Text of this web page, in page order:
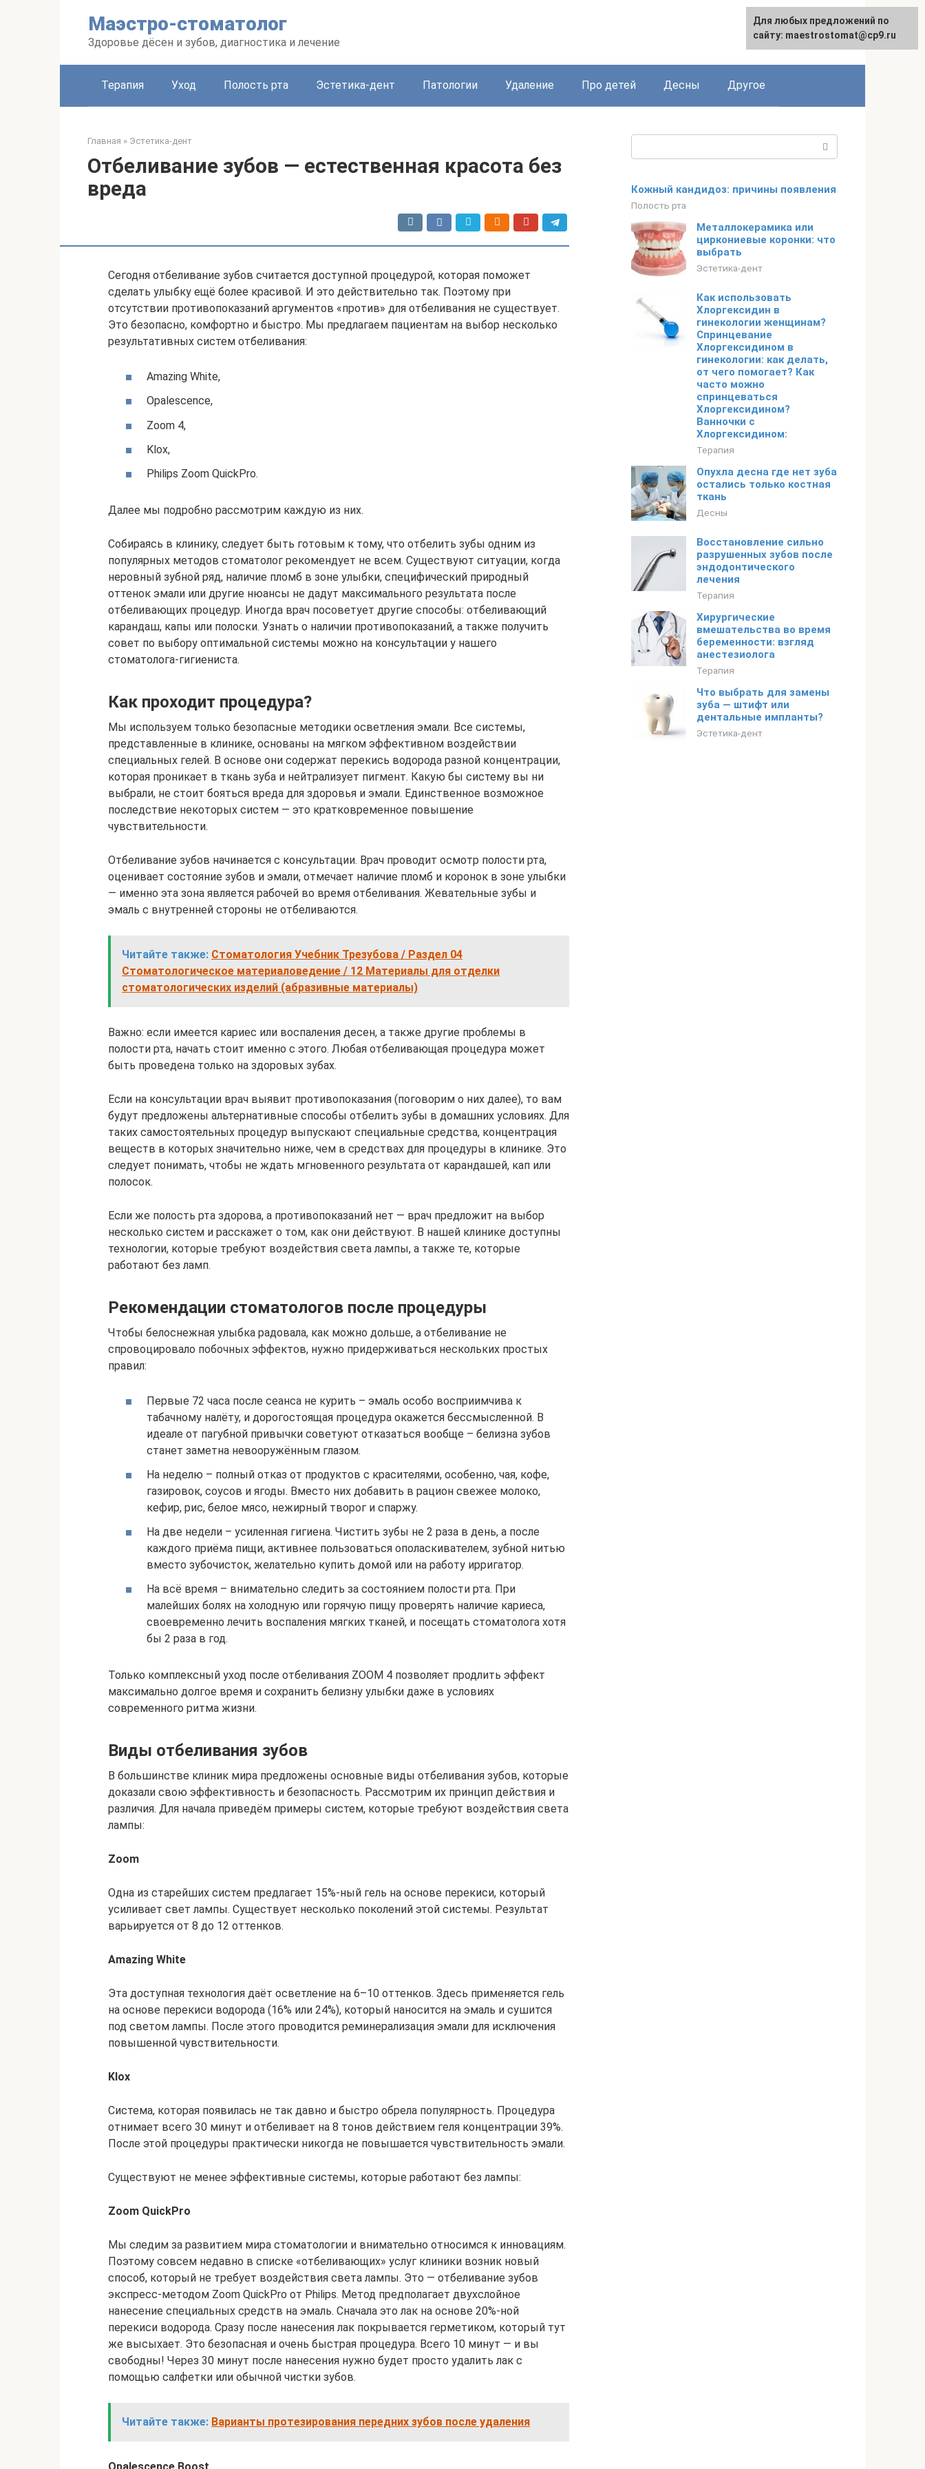
Маэстро-стоматолог
Здоровье дёсен и зубов, диагностика и лечение
Терапия Уход Полость рта Эстетика-дент Патологии Удаление Про детей Десны Другое
Главная » Эстетика-дент
Отбеливание зубов — естественная красота без
вреда
Сегодня отбеливание зубов считается доступной процедурой, которая поможет
сделать улыбку ещё более красивой. И это действительно так. Поэтому при
отсутствии противопоказаний аргументов «против» для отбеливания не существует.
Это безопасно, комфортно и быстро. Мы предлагаем пациентам на выбор несколько
результативных систем отбеливания:
Amazing White,
Opalescence,
Zoom 4,
Klox,
Philips Zoom QuickPro.
Далее мы подробно рассмотрим каждую из них.
Собираясь в клинику, следует быть готовым к тому, что отбелить зубы одним из
популярных методов стоматолог рекомендует не всем. Существуют ситуации, когда
неровный зубной ряд, наличие пломб в зоне улыбки, специфический природный
оттенок эмали или другие нюансы не дадут максимального результата после
отбеливающих процедур. Иногда врач посоветует другие способы: отбеливающий
карандаш, капы или полоски. Узнать о наличии противопоказаний, а также получить
совет по выбору оптимальной системы можно на консультации у нашего
стоматолога-гигиениста.
Как проходит процедура?
Мы используем только безопасные методики осветления эмали. Все системы,
представленные в клинике, основаны на мягком эффективном воздействии
специальных гелей. В основе они содержат перекись водорода разной концентрации,
которая проникает в ткань зуба и нейтрализует пигмент. Какую бы систему вы ни
выбрали, не стоит бояться вреда для здоровья и эмали. Единственное возможное
последствие некоторых систем — это кратковременное повышение
чувствительности.
Отбеливание зубов начинается с консультации. Врач проводит осмотр полости рта,
оценивает состояние зубов и эмали, отмечает наличие пломб и коронок в зоне улыбки
— именно эта зона является рабочей во время отбеливания. Жевательные зубы и
эмаль с внутренней стороны не отбеливаются.
Читайте также: Стоматология Учебник Трезубова / Раздел 04
Стоматологическое материаловедение / 12 Материалы для отделки
стоматологических изделий (абразивные материалы)
Важно: если имеется кариес или воспаления десен, а также другие проблемы в
полости рта, начать стоит именно с этого. Любая отбеливающая процедура может
быть проведена только на здоровых зубах.
Если на консультации врач выявит противопоказания (поговорим о них далее), то вам
будут предложены альтернативные способы отбелить зубы в домашних условиях. Для
таких самостоятельных процедур выпускают специальные средства, концентрация
веществ в которых значительно ниже, чем в средствах для процедуры в клинике. Это
следует понимать, чтобы не ждать мгновенного результата от карандашей, кап или
полосок.
Если же полость рта здорова, а противопоказаний нет — врач предложит на выбор
несколько систем и расскажет о том, как они действуют. В нашей клинике доступны
технологии, которые требуют воздействия света лампы, а также те, которые
работают без ламп.
Рекомендации стоматологов после процедуры
Чтобы белоснежная улыбка радовала, как можно дольше, а отбеливание не
спровоцировало побочных эффектов, нужно придерживаться нескольких простых
правил:
Первые 72 часа после сеанса не курить – эмаль особо восприимчива к
табачному налёту, и дорогостоящая процедура окажется бессмысленной. В
идеале от пагубной привычки советуют отказаться вообще – белизна зубов
станет заметна невооружённым глазом.
На неделю – полный отказ от продуктов с красителями, особенно, чая, кофе,
газировок, соусов и ягоды. Вместо них добавить в рацион свежее молоко,
кефир, рис, белое мясо, нежирный творог и спаржу.
На две недели – усиленная гигиена. Чистить зубы не 2 раза в день, а после
каждого приёма пищи, активнее пользоваться ополаскивателем, зубной нитью
вместо зубочисток, желательно купить домой или на работу ирригатор.
На всё время – внимательно следить за состоянием полости рта. При
малейших болях на холодную или горячую пищу проверять наличие кариеса,
своевременно лечить воспаления мягких тканей, и посещать стоматолога хотя
бы 2 раза в год.
Только комплексный уход после отбеливания ZOOM 4 позволяет продлить эффект
максимально долгое время и сохранить белизну улыбки даже в условиях
современного ритма жизни.
Виды отбеливания зубов
В большинстве клиник мира предложены основные виды отбеливания зубов, которые
доказали свою эффективность и безопасность. Рассмотрим их принцип действия и
различия. Для начала приведём примеры систем, которые требуют воздействия света
лампы:
Zoom
Одна из старейших систем предлагает 15%-ный гель на основе перекиси, который
усиливает свет лампы. Существует несколько поколений этой системы. Результат
варьируется от 8 до 12 оттенков.
Amazing White
Эта доступная технология даёт осветление на 6–10 оттенков. Здесь применяется гель
на основе перекиси водорода (16% или 24%), который наносится на эмаль и сушится
под светом лампы. После этого проводится реминерализация эмали для исключения
повышенной чувствительности.
Klox
Система, которая появилась не так давно и быстро обрела популярность. Процедура
отнимает всего 30 минут и отбеливает на 8 тонов действием геля концентрации 39%.
После этой процедуры практически никогда не повышается чувствительность эмали.
Существуют не менее эффективные системы, которые работают без лампы:
Zoom QuickPro
Мы следим за развитием мира стоматологии и внимательно относимся к инновациям.
Поэтому совсем недавно в списке «отбеливающих» услуг клиники возник новый
способ, который не требует воздействия света лампы. Это — отбеливание зубов
экспресс-методом Zoom QuickPro от Philips. Метод предполагает двухслойное
нанесение специальных средств на эмаль. Сначала это лак на основе 20%-ной
перекиси водорода. Сразу после нанесения лак покрывается герметиком, который тут
же высыхает. Это безопасная и очень быстрая процедура. Всего 10 минут — и вы
свободны! Через 30 минут после нанесения нужно будет просто удалить лак с
помощью салфетки или обычной чистки зубов.
Читайте также: Варианты протезирования передних зубов после удаления
Кожный кандидоз: причины появления
Полость рта
Металлокерамика или
циркониевые коронки: что
выбрать
Эстетика-дент
Как использовать
Хлоргексидин в
гинекологии женщинам?
Спринцевание
Хлоргексидином в
гинекологии: как делать,
от чего помогает? Как
часто можно
спринцеваться
Хлоргексидином?
Ванночки с
Хлоргексидином:
Терапия
Опухла десна где нет зуба
остались только костная
ткань
Десны
Восстановление сильно
разрушенных зубов после
эндодонтического
лечения
Терапия
Хирургические
вмешательства во время
беременности: взгляд
анестезиолога
Терапия
Что выбрать для замены
зуба — штифт или
дентальные импланты?
Эстетика-дент
Для любых предложений по
сайту: maestrostomat@cp9.ru